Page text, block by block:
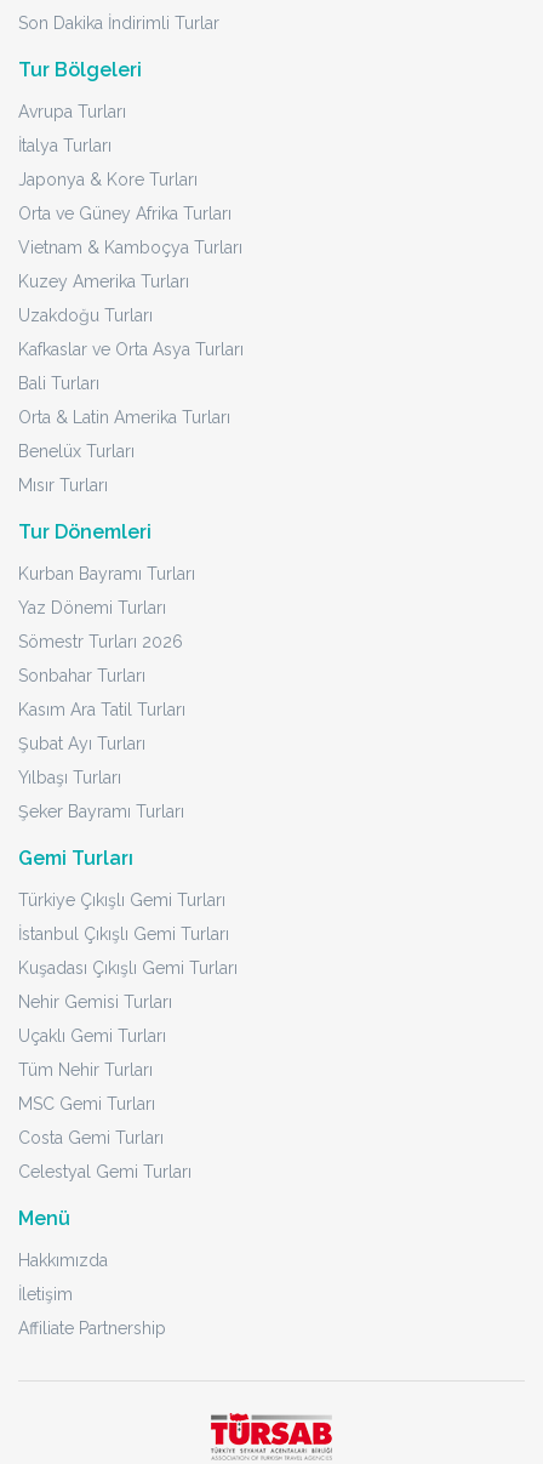
Son Dakika İndirimli Turlar
Tur Bölgeleri
Avrupa Turları
İtalya Turları
Japonya & Kore Turları
Orta ve Güney Afrika Turları
Vietnam & Kamboçya Turları
Kuzey Amerika Turları
Uzakdoğu Turları
Kafkaslar ve Orta Asya Turları
Bali Turları
Orta & Latin Amerika Turları
Benelüx Turları
Mısır Turları
Tur Dönemleri
Kurban Bayramı Turları
Yaz Dönemi Turları
Sömestr Turları 2026
Sonbahar Turları
Kasım Ara Tatil Turları
Şubat Ayı Turları
Yılbaşı Turları
Şeker Bayramı Turları
Gemi Turları
Türkiye Çıkışlı Gemi Turları
İstanbul Çıkışlı Gemi Turları
Kuşadası Çıkışlı Gemi Turları
Nehir Gemisi Turları
Uçaklı Gemi Turları
Tüm Nehir Turları
MSC Gemi Turları
Costa Gemi Turları
Celestyal Gemi Turları
Menü
Hakkımızda
İletişim
Affiliate Partnership